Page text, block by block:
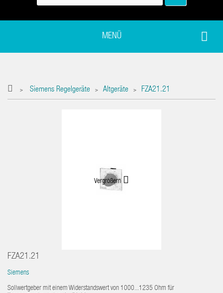
MENÜ
> Siemens Regelgeräte > Altgeräte > FZA21.21
Vergrößern
FZA21.21
Siemens
Sollwertgeber mit einem Widerstandswert von 1000...1235 Ohm für